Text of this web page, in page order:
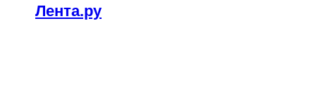
Лента.ру